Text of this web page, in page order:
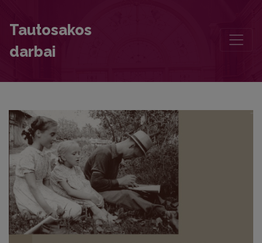
Tautosakos
darbai